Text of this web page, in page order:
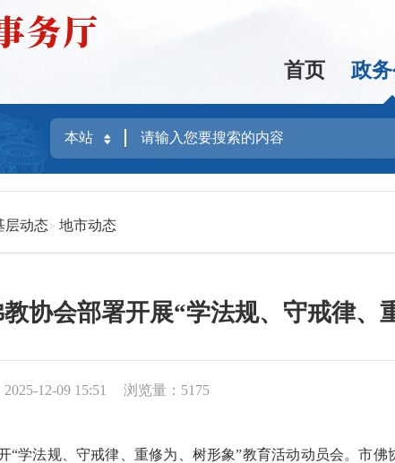
首页 政
层动态 地市动态
协会部署开展“学法规、守戒律、
12-09 15:51 浏览量：5175
“学法规、守戒律、重修为、树形象”教育活动动员会。市佛